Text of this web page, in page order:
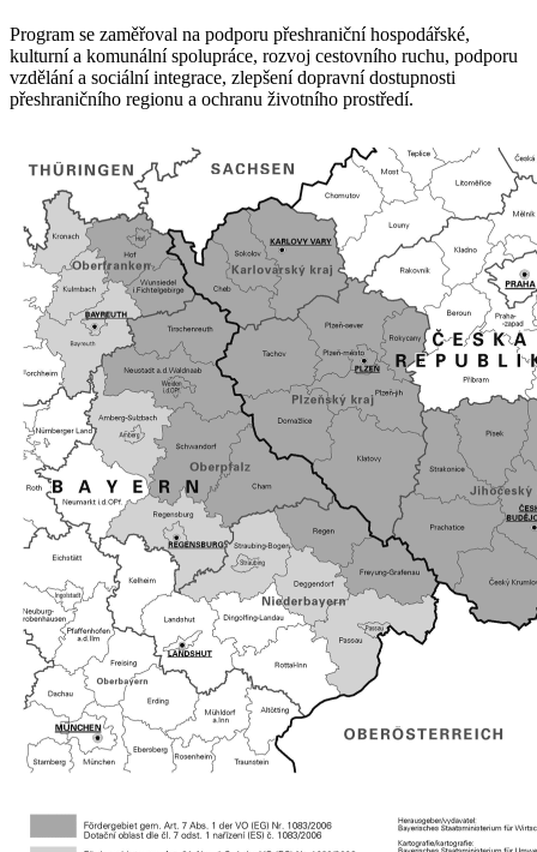
Program se zaměřoval na podporu přeshraniční hospodářské,
kulturní a komunální spolupráce, rozvoj cestovního ruchu, podporu
vzdělání a sociální integrace, zlepšení dopravní dostupnosti
přeshraničního regionu a ochranu životního prostředí.